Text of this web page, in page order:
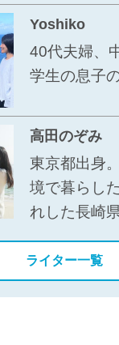
Yoshiko
40代夫婦、
学生の息子
高田のぞみ
東京都出身
境で暮らし
れした長崎
ライター一覧